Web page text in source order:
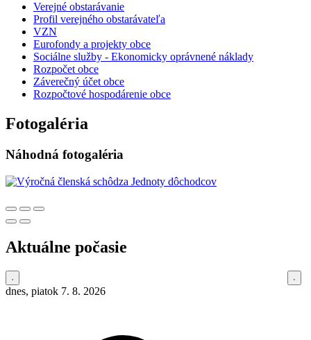
Verejné obstarávanie
Profil verejného obstarávateľa
VZN
Eurofondy a projekty obce
Sociálne služby - Ekonomicky oprávnené náklady
Rozpočet obce
Záverečný účet obce
Rozpočtové hospodárenie obce
Fotogaléria
Náhodná fotogaléria
Aktuálne počasie
dnes, piatok 7. 8. 2026